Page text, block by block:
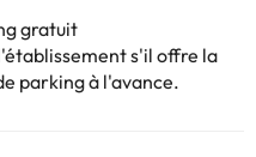
gratuit
s'il offre la
parking à l'avance.